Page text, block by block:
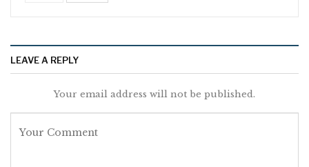
LEAVE A REPLY
Your email address will not be published.